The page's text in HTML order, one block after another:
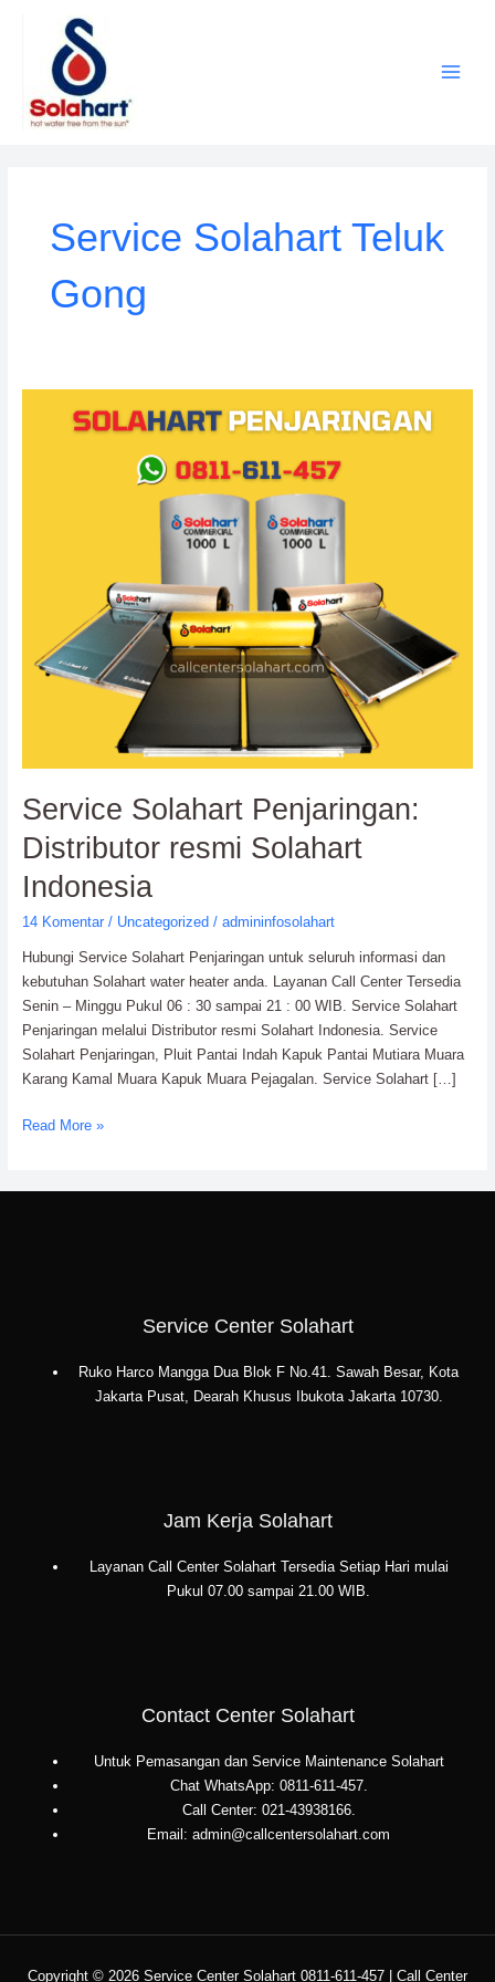
Service Solahart Teluk
Gong
Service Solahart Penjaringan:
Distributor resmi Solahart
Indonesia
14 Komentar / Uncategorized/ admininfosolahart
Hubungi Service Solahart Penjaringan untuk seluruh informasi dan
kebutuhan Solahart water heater anda. Layanan Call Center Tersedia
Senin – Minggu Pukul 06 : 30 sampai 21 : 00 WIB. Service Solahart
Penjaringan melalui Distributor resmi Solahart Indonesia. Service
Solahart Penjaringan, Pluit Pantai Indah Kapuk Pantai Mutiara Muara
Karang Kamal Muara Kapuk Muara Pejagalan. Service Solahart […]
Solahart
Read More »
Service Center Solahart
Ruko Harco Mangga Dua Blok F No.41. Sawah Besar, Kota
Jakarta Pusat, Dearah Khusus Ibukota Jakarta 10730.
Jam Kerja Solahart
Layanan Call Center Solahart Tersedia Setiap Hari mulai
Pukul 07.00 sampai 21.00 WIB.
Contact Center Solahart
Untuk Pemasangan dan Service Maintenance Solahart
Chat WhatsApp: 0811-611-457.
Call Center: 021-43938166.
Email: admin@callcentersolahart.com
Copyright © 2026 Service Center Solahart 0811-611-457 | Call Center